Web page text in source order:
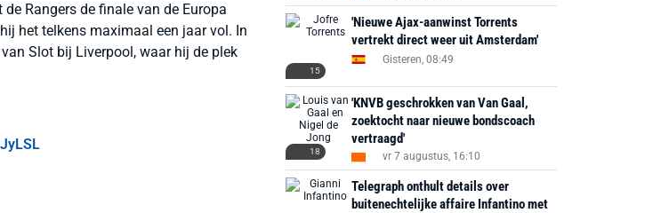
Rangers de finale van de Europa
het telkens maximaal een jaar vol. In
Slot bij Liverpool, waar hij de plek
15
'Nieuwe Ajax-aanwinst Torrents
vertrekt direct weer uit Amsterdam'
Gisteren, 08:49
18
'KNVB geschrokken van Van Gaal,
zoektocht naar nieuwe bondscoach
vertraagd'
vr 7 augustus, 16:10
Telegraph onthult details over
buitenechtelijke affaire Infantino met